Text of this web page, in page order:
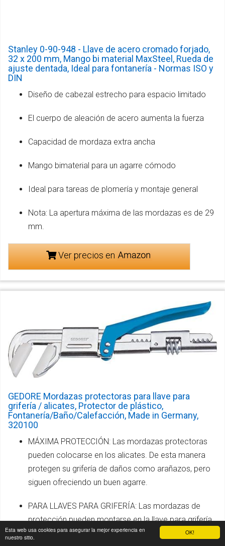
OK!
Esta web usa cookies para asegurar la mejor experiencia en
nuestro sitio.
Stanley 0-90-948 - Llave de acero cromado forjado,
32 x 200 mm, Mango bi material MaxSteel, Rueda de
ajuste dentada, Ideal para fontanería - Normas ISO y
DIN
Diseño de cabezal estrecho para espacio limitado
El cuerpo de aleación de acero aumenta la fuerza
Capacidad de mordaza extra ancha
Mango bimaterial para un agarre cómodo
Ideal para tareas de plomería y montaje general
Nota: La apertura máxima de las mordazas es de 29
mm.
Ver precios en
GEDORE Mordazas protectoras para llave para
grifería / alicates, Protector de plástico,
Fontanería/Baño/Calefacción, Made in Germany,
320100
MÁXIMA PROTECCIÓN: Las mordazas protectoras
pueden colocarse en los alicates. De esta manera
protegen su grifería de daños como arañazos, pero
siguen ofreciendo un buen agarre.
PARA LLAVES PARA GRIFERÍA: Las mordazas de
protección pueden montarse en la llave para grifería
GEDORE 320 y, en caso necesario o en caso de